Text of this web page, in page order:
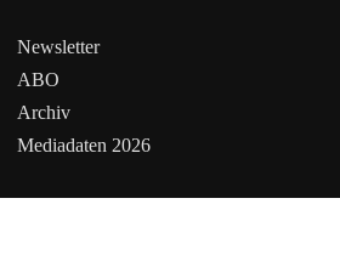
Newsletter
ABO
Archiv
Mediadaten 2026